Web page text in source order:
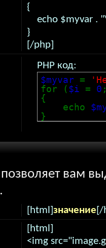
{
echo $myvar .
}
[/php]
PHP код:
$myvar =
for ($i = 0
{
echo
}
вам
[html]значение[/
[html]
<img